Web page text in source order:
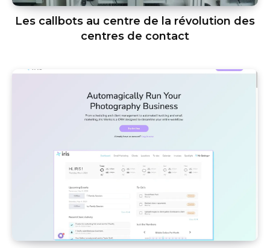
Les callbots au centre de la révolution des
centres de contact